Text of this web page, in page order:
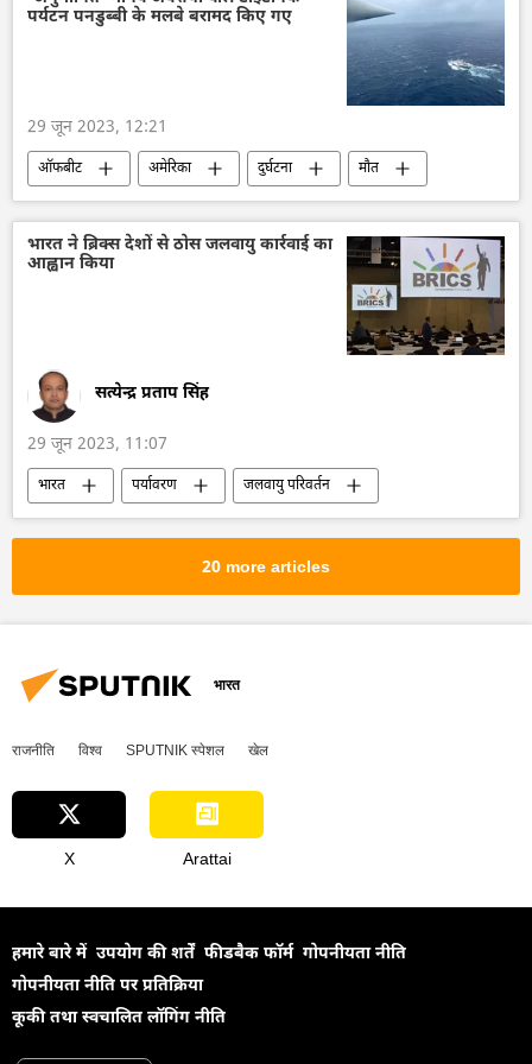
इलेक्ट्रिक वाहन
लड़ाकू वाहन
पर्यटन पनडुब्बी के मलबे बरामद किए गए
29 जून 2023, 12:21
ऑफबीट अमेरिका दुर्घटना
मौत
टाइटेनिक का मलबा
टाइटेनिक
पनडुब्बी
कनाडा
पुलिस जांच मृत्यु दर
भारत ने ब्रिक्स देशों से ठोस जलवायु कार्रवाई का
आह्वान किया
सत्येन्द्र प्रताप सिंह
29 जून 2023, 11:07
भारत पर्यावरण
जलवायु परिवर्तन
तकनीकी विकास
समावेशी विकास
उत्पादन
द्विपक्षीय व्यापार
राष्ट्रीय मुद्राओं में व्यापार
व्यापार गलियारा
रूस
चीन दक्षिण अफ्रीका विश्व
20 more articles
भारत
राजनीति विश्व SPUTNIK स्पेशल खेल
X Arattai
हमारे बारे में उपयोग की शर्तें फीडबैक फॉर्म गोपनीयता नीति
गोपनीयता नीति पर प्रतिक्रिया
कूकी तथा स्वचालित लॉगिंग नीति